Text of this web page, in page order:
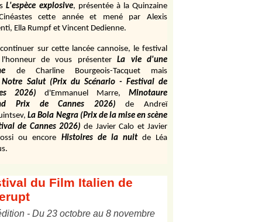
L'espèce explosive, présentée à la Quinzaine
cette année et mené par Alexis
Ella Rumpf et Vincent Dedienne.
sur cette lancée cannoise, le festival
de vous présenter
La vie d'une
de Charline Bourgeois-Tacquet
mais
Notre Salut (Prix du Scénario - Festival de
2026)
d'Emmanuel Marre,
Minotaure
Prix de Cannes 2026)
de Andreï
La Bola Negra (Prix de la mise en scène
de Cannes 2026) de Javier Calo et Javier
ou encore Histoires de la nuit de Léa
du Film Italien de
- Du 23 octobre au 8 novembre